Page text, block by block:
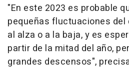
"En este 2023 es probable
pequeñas fluctuaciones del
al alza o a la baja, y es
partir de la mitad del año,
grandes descensos",